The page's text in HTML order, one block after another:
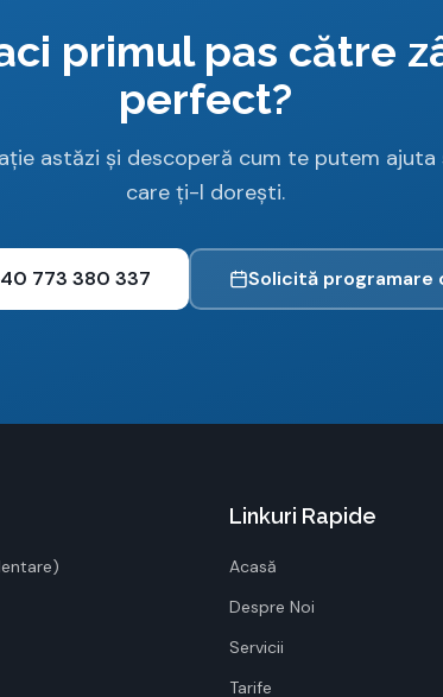
primul pas către
perfect?
astăzi și descoperă cum te putem
care ți-l dorești.
773 380 337 Solicită programare
Linkuri Rapide
Acasă
Despre Noi
Servicii
Tarife